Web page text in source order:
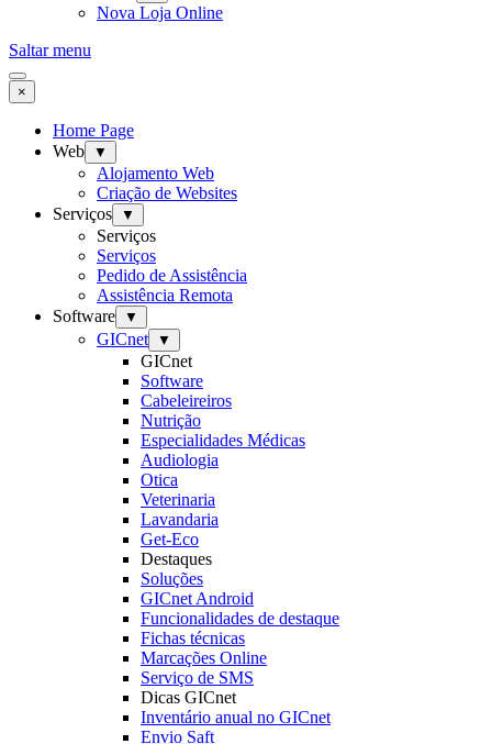
Nova Loja Online
Saltar menu
×
Home Page
Web
▼
Alojamento Web
Criação de Websites
Serviços
▼
Serviços
Serviços
Pedido de Assistência
Assistência Remota
Software
▼
GICnet ▼
GICnet
Software
Cabeleireiros
Nutrição
Especialidades Médicas
Audiologia
Otica
Veterinaria
Lavandaria
Get-Eco
Destaques
Soluções
GICnet Android
Funcionalidades de destaque
Fichas técnicas
Marcações Online
Serviço de SMS
Dicas GICnet
Inventário anual no GICnet
Envio Saft